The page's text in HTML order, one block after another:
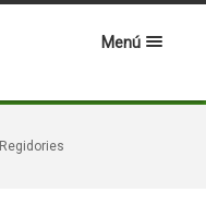
Menú
Regidories